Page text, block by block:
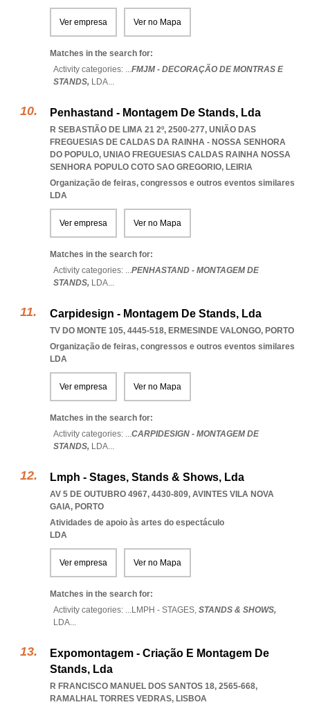
Ver empresa Ver no Mapa
Matches in the search for:
Activity categories: ...FMJM - DECORAÇÃO DE MONTRAS E
STANDS, LDA...
Penhastand - Montagem De Stands, Lda
R SEBASTIÃO DE LIMA 21 2º, 2500-277, UNIÃO DAS
FREGUESIAS DE CALDAS DA RAINHA - NOSSA SENHORA
DO POPULO, UNIAO FREGUESIAS CALDAS RAINHA NOSSA
SENHORA POPULO COTO SAO GREGORIO, LEIRIA
Organização de feiras, congressos e outros eventos similares
LDA
Ver empresa Ver no Mapa
Matches in the search for:
Activity categories: ...PENHASTAND - MONTAGEM DE
STANDS, LDA...
Carpidesign - Montagem De Stands, Lda
TV DO MONTE 105, 4445-518, ERMESINDE VALONGO, PORTO
Organização de feiras, congressos e outros eventos similares
LDA
Ver empresa Ver no Mapa
Matches in the search for:
Activity categories: ...CARPIDESIGN - MONTAGEM DE
STANDS, LDA...
Lmph - Stages, Stands & Shows, Lda
AV 5 DE OUTUBRO 4967, 4430-809, AVINTES VILA NOVA
GAIA, PORTO
Atividades de apoio às artes do espectáculo
LDA
Ver empresa Ver no Mapa
Matches in the search for:
Activity categories: ...LMPH - STAGES, STANDS & SHOWS,
LDA...
Expomontagem - Criação E Montagem De
Stands, Lda
R FRANCISCO MANUEL DOS SANTOS 18, 2565-668,
RAMALHAL TORRES VEDRAS, LISBOA